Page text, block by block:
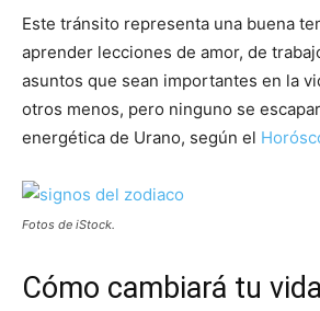
Este tránsito representa una buena
aprender lecciones de amor, de
asuntos que sean importantes en la
otros menos, pero ninguno se
energética de Urano, según el
Fotos de iStock.
Cómo cambiará tu